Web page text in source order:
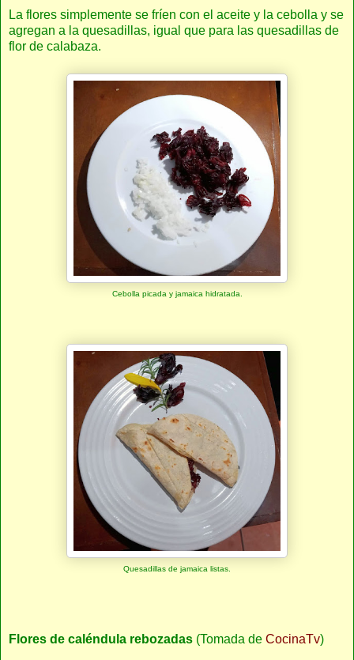
La flores simplemente se fríen con el aceite y la cebolla y se
agregan a la quesadillas, igual que para las quesadillas de
flor de calabaza.
Cebolla picada y jamaica hidratada.
Quesadillas de jamaica listas.
Flores de caléndula rebozadas (Tomada de CocinaTv)